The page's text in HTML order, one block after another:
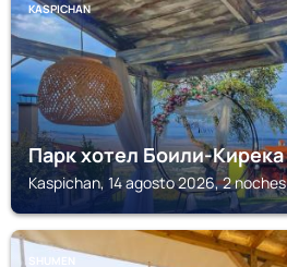
KASPICHAN
Парк хотел Боили-Кирека
Kaspichan, 14 agosto 2026, 2 noches
SHUMEN